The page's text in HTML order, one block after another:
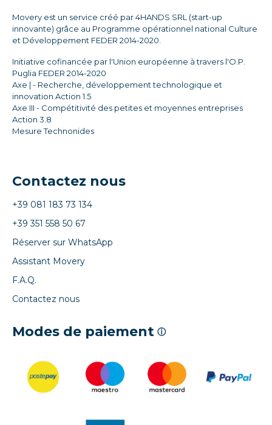
Movery est un service créé par 4HANDS SRL (start-up
innovante) grâce au Programme opérationnel national Culture
et Développement FEDER 2014-2020.
Initiative cofinancée par l'Union européenne à travers l'O.P.
Puglia FEDER 2014-2020
Axe | - Recherche, développement technologique et
innovation Action 1.5
Axe III - Compétitivité des petites et moyennes entreprises
Action 3.8
Mesure Technonides
Contactez nous
+39 081 183 73 134
+39 351 558 50 67
Réserver sur WhatsApp
Assistant Movery
F.A.Q.
Contactez nous
Modes de paiement ⓘ